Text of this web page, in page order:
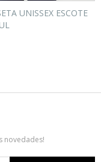
UNISSEX ESCOTE
novedades!